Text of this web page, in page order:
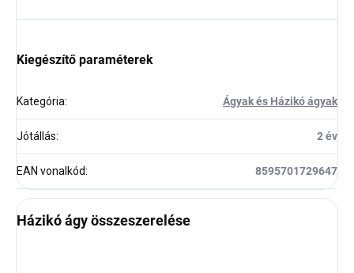
Kiegészítő paraméterek
Kategória: Ágyak és Házikó ágyak
Jótállás: 2 év
EAN vonalkód: 8595701729647
Házikó ágy összeszerelése